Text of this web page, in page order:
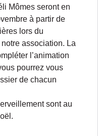
Mômes seront en
à partir de
lors du
association. La
l’animation
pourrez vous
de chacun
sont au